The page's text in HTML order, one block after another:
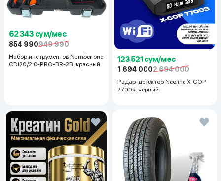
62 343 сум/мес
854 990949 990
Набор инструментов Number one
CDI20/2.0-PRO-BR-2B, красный
123 521 сум/мес
1 694 0002 694 000
Радар-детектор Neoline X-COP
7700s, черный